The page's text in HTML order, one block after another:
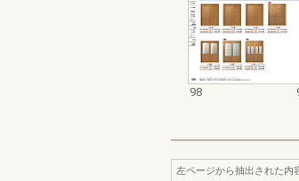
98
左ページから抽出された内